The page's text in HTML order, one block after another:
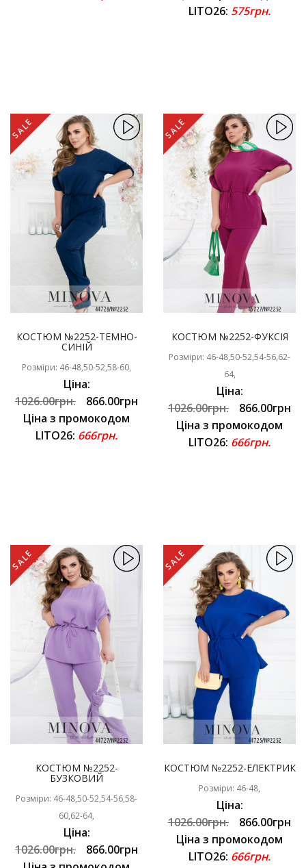
LITO26: 575грн.
SALE
КОСТЮМ №2252-ТЕМНО-
СИНІЙ
Розміри: 46-48,50-52,58-60,
Ціна:
1026.00грн.
866.00грн
Ціна з промокодом
LITO26: 666грн.
SALE
КОСТЮМ №2252-ФУКСІЯ
Розміри: 46-48,50-52,54-56,62-
64,
Ціна:
1026.00грн.
866.00грн
Ціна з промокодом
LITO26: 666грн.
SALE
КОСТЮМ №2252-
БУЗКОВИЙ
Розміри: 46-48,50-52,54-56,58-
60,62-64,
Ціна:
1026.00грн.
866.00грн
SALE
КОСТЮМ №2252-ЕЛЕКТРИК
Розміри: 46-48,
Ціна:
1026.00грн.
866.00грн
Ціна з промокодом
LITO26: 666грн.